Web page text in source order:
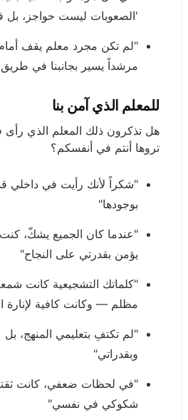
'الصعوبات ليست حواجز، بل
"لم تكن مجرد معلم يقف
مرشداً يسير بجانبنا في
للمعلم الذي آمن بنا
هل تذكرون ذلك المعلم الذي رأى
تروها أنتم في أنفسكم؟
"شكراً لأنك رأيت في داخلي
بوجودها"
"عندما كان الجميع يشكّ، كنت
يؤمن بقدرتي على النجاح"
"كلماتك التشجيعية كانت
مظلم — وكانت كافية لإنارة
"لم تكتفِ بتعليمي المنهج،
وبقدراتي"
"في لحظات ضعفي، كانت
شكوكي في نفسي"